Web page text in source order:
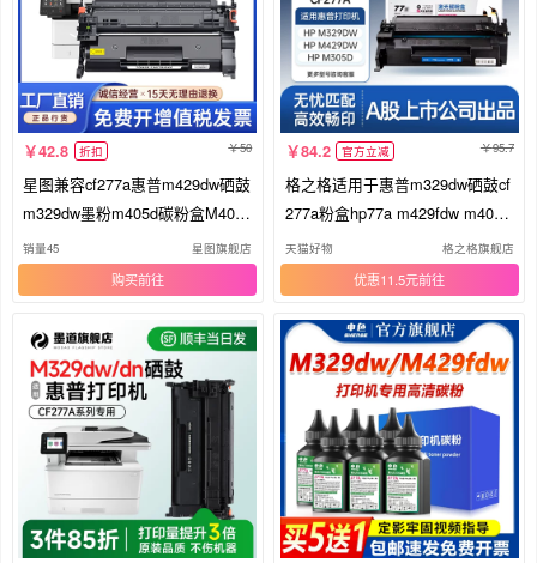
42.8 折扣 50
星图兼容cf277a惠普m429dw硒鼓
m329dw墨粉m405d碳粉盒M407d
n m305d m429fdw打印机墨盒hp
77A带芯片晒鼓m431f
销量45 星图旗舰店
购买
84.2 官方立减 95.7
格之格适用于惠普m329dw硒鼓cf
277a粉盒hp77a m429fdw m405d
n m329dn m429fdn dw m305dn
m407dn打印机墨盒
天猫好物 格之格旗舰店
优惠11.5元